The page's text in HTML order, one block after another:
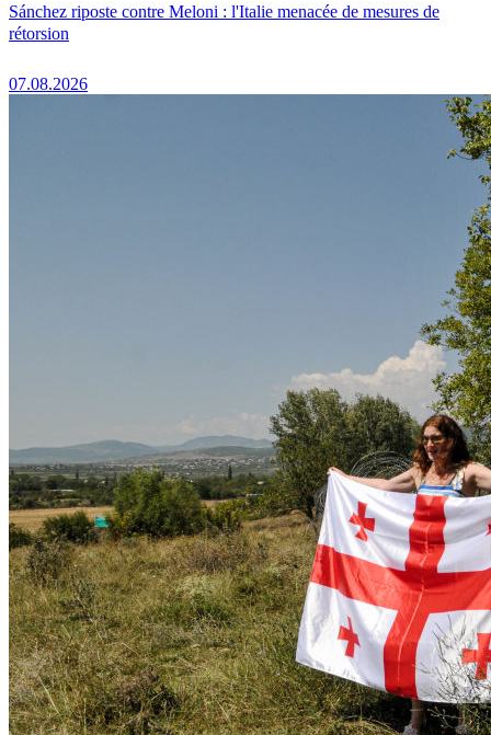
Sánchez riposte contre Meloni : l'Italie menacée de mesures de
rétorsion
07.08.2026